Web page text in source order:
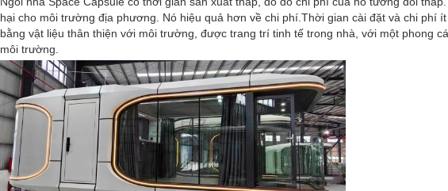
GỬI ĐI
hại cho môi trường địa phương. Nó hiệu quả hơn về chi phí.Thời gian cài đặt và chi phí
bằng vật liệu thân thiện với môi trường, được trang trí tinh tế trong nhà, với một phong
môi trường.